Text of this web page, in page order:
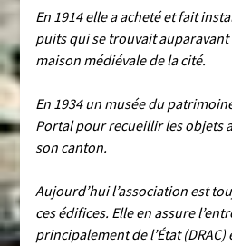
En 1914 elle a acheté et fait
puits qui se trouvait auparavant
maison médiévale de la cité.
En 1934 un musée du
Portal pour recueillir les objets
son canton.
Aujourd’hui l’association est
ces édifices. Elle en assure
principalement de l’État